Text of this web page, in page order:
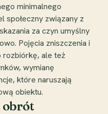
minimalnego
społeczny związany z
za czyn umyślny
Pojęcia zniszczenia i
rozbiórkę, ale też
wymianę
które naruszają
obiektu.
obrót